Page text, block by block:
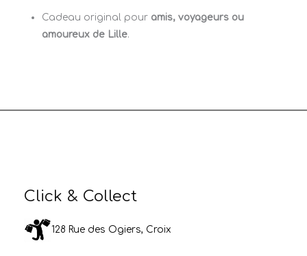
Cadeau original pour amis, voyageurs ou
amoureux de Lille.
Click & Collect
128 Rue des Ogiers, Croix